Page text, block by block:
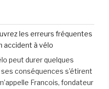
les erreurs fréquentes
accident à vélo
peut durer quelques
conséquences s’étirent
Francois, fondateur